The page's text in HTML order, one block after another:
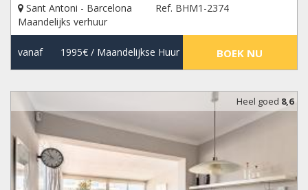
Sant Antoni - Barcelona
Ref. BHM1-2374
Maandelijks verhuur
vanaf 1995€/ Maandelijkse Huur BOEK NU
Heel goed 8,6